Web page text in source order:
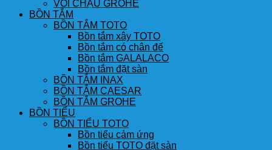
VÒI CHẬU GROHE
BỒN TẮM
BỒN TẮM TOTO
Bồn tắm xây TOTO
Bồn tắm có chân đế
Bồn tắm GALALACO
Bồn tắm đặt sàn
BỒN TẮM INAX
BỒN TẮM CAESAR
BỒN TẮM GROHE
BỒN TIỂU
BỒN TIỂU TOTO
Bồn tiểu cảm ứng
Bồn tiểu TOTO đặt sàn